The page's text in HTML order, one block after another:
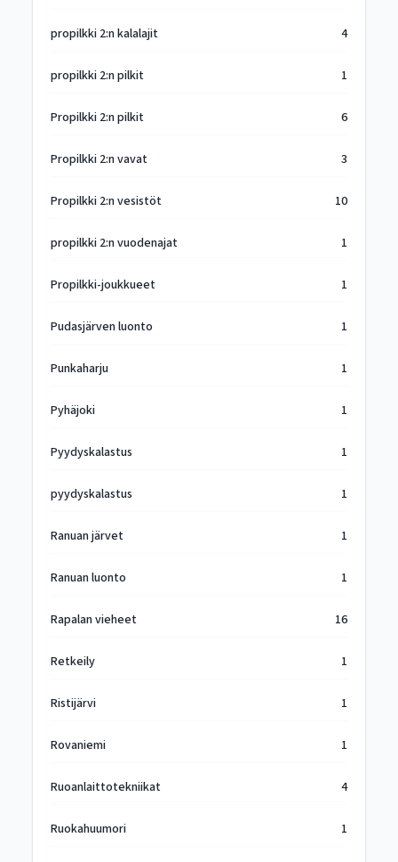
propilkki 2:n kalalajit 4
propilkki 2:n pilkit 1
Propilkki 2:n pilkit 6
Propilkki 2:n vavat 3
Propilkki 2:n vesistöt 10
propilkki 2:n vuodenajat 1
Propilkki-joukkueet 1
Pudasjärven luonto 1
Punkaharju 1
Pyhäjoki 1
Pyydyskalastus 1
pyydyskalastus 1
Ranuan järvet 1
Ranuan luonto 1
Rapalan vieheet 16
Retkeily 1
Ristijärvi 1
Rovaniemi 1
Ruoanlaittotekniikat 4
Ruokahuumori 1